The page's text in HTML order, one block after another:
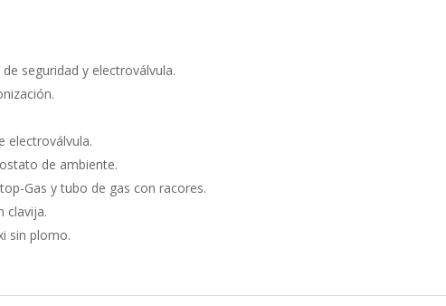
seguridad y electroválvula.
electroválvula.
de ambiente.
Gas y tubo de gas con racores.
clavija.
sin plomo.